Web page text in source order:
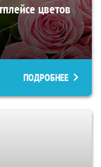
цветов
ПОДРОБНЕЕ